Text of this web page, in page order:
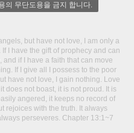
의 무단도용을 금지 합니다.
but have not love, I am only a
I have the gift of prophecy and can
if I have a faith that can move
If I give all I possess to the poor
have not love, I gain nothing. Love
does not boast, it is not proud. It is
angered, it keeps no record of
rejoices with the truth. It always
perseveres. Chapter 13:1~7